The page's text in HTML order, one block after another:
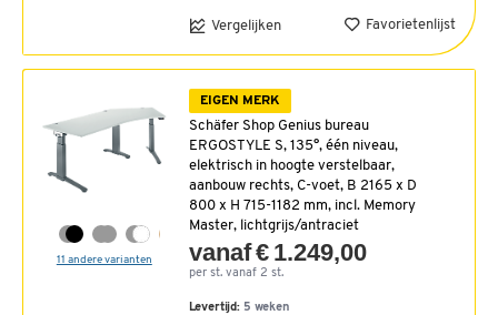
Vergelijken Favorietenlijst
11 andere varianten
EIGEN MERK
Schäfer Shop Genius bureau
ERGOSTYLE S, 135°, één niveau,
elektrisch in hoogte verstelbaar,
aanbouw rechts, C-voet, B 2165 x D
800 x H 715-1182 mm, incl. Memory
Master, lichtgrijs/antraciet
vanaf € 1.249,00
per st. vanaf 2 st.
Levertijd: 5 weken